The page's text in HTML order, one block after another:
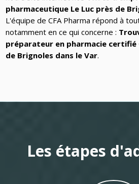
pharmaceutique Le Luc près de
L'équipe de CFA Pharma répond à
notamment en ce qui concerne :
préparateur en pharmacie certifié
de Brignoles dans le Var.
Les étapes